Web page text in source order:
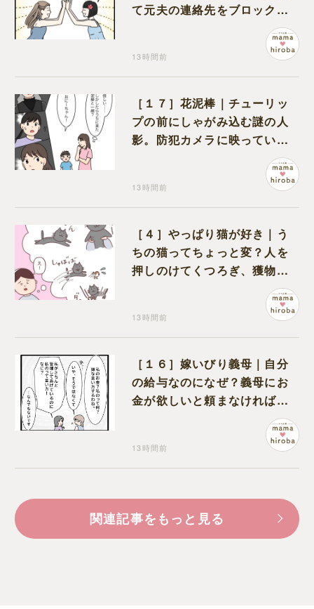
て元夫の連絡先をブロック。
離婚できた喜びを噛みしめる
13時間前
［１７］花泥棒｜チューリッ
プの前にしゃがみ込む謎の人
影。防犯カメラに映っていた
13時間前
［４］やっぱり猫が好き｜う
ちの猫ってちょっと変？人を
押しのけてくつろぎ、獲物に
も物怖じしない鋼のハート
13時間前
［１６］嫁いびり義母｜自分
の給与なのになぜ？義母にお
金が欲しいと頼まなければな
13時間前
関連記事をもっと見る